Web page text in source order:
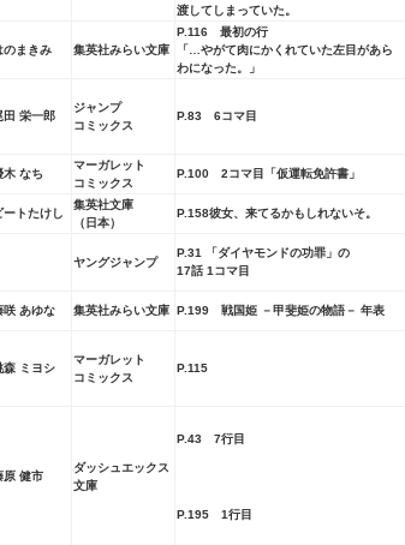
渡してしまっていた。
のまきみ 集英社みらい文庫
P.116 最初の行
「…やがて肉にかくれていた左目があら
わになった。」
田 栄一郎
ジャンプ
コミックス
P.83 6コマ目
木 なち
マーガレット
コミックス
P.100 2コマ目「仮運転免許書」
ートたけし
集英社文庫
（日本）
P.158彼女、来てるかもしれないそ。
ヤングジャンプ
P.31 「ダイヤモンドの功罪」 の
17話 1コマ目
咲 あゆな 集英社みらい文庫 P.199 戦国姫 －甲斐姫の物語－ 年表
森 ミヨシ
マーガレット
コミックス
P.115
原 健市
ダッシュエックス
文庫
P.43 7行目
P.195 1行目